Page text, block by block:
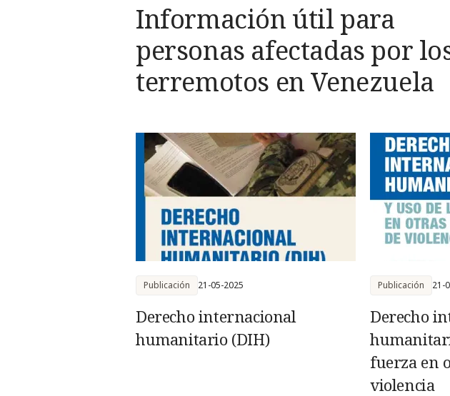
Información útil para
personas afectadas por
terremotos en Venezuela
Derecho internacional
humanitario (DIH)
Publicación 21-05-2025
Derecho
fuerza en
violencia
Publicación 21-